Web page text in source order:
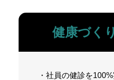
健康づく
・社員の健診を100%